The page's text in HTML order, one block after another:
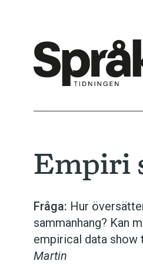
Empiri
Fråga: Hur
sammanhang? Kan
empirical data show
Martin